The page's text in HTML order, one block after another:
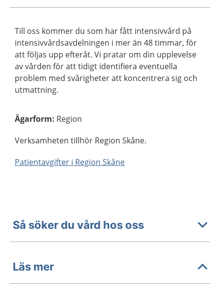
Till oss kommer du som har fått intensivvård på
intensivvårdsavdelningen i mer än 48 timmar, för
att följas upp efteråt. Vi pratar om din upplevelse
av vården för att tidigt identifiera eventuella
problem med svårigheter att koncentrera sig och
utmattning.
Ägarform: Region
Verksamheten tillhör Region Skåne.
Patientavgifter i Region Skåne
Så söker du vård hos oss
Läs mer